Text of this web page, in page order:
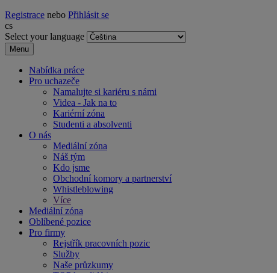
Registrace nebo Přihlásit se
cs
Select your language
Menu
Nabídka práce
Pro uchazeče
Namalujte si kariéru s námi
Videa - Jak na to
Kariérní zóna
Studenti a absolventi
O nás
Mediální zóna
Náš tým
Kdo jsme
Obchodní komory a partnerství
Whistleblowing
Více
Mediální zóna
Oblíbené pozice
Pro firmy
Rejstřík pracovních pozic
Služby
Naše průzkumy